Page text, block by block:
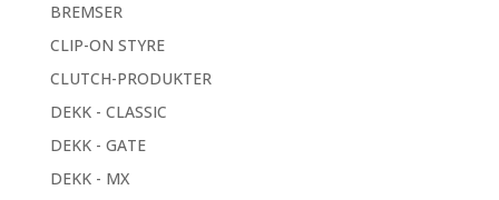
BREMSER
CLIP-ON STYRE
CLUTCH-PRODUKTER
DEKK - CLASSIC
DEKK - GATE
DEKK - MX